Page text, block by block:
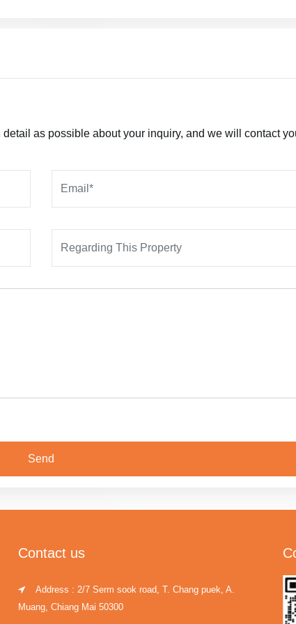
as possible about your inquiry, and we will contact
Contact us
Address : 2/7 Serm sook road, T. Chang puek, A.
Muang, Chiang Mai 50300